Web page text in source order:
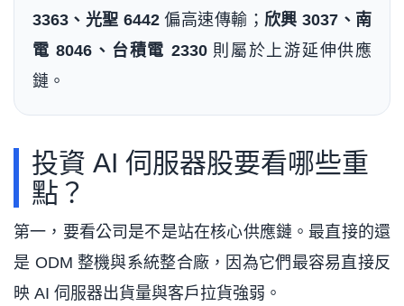
3363、光聖 6442 偏高速傳輸； 欣興 3037、南
電 8046、台積電 2330則屬於上游延伸供應
鏈。
投資 AI 伺服器股要看哪些重
點？
第一，要看公司是不是站在核心供應鏈。最直接的還
是 ODM 整機與系統整合廠，因為它們最容易直接反
映 AI 伺服器出貨量與客戶拉貨強弱。